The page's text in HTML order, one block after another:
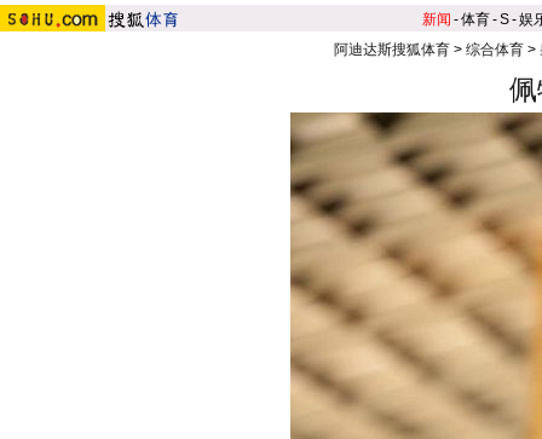
新闻 -体育-S-娱
阿迪达斯搜狐体育> 综合体育>